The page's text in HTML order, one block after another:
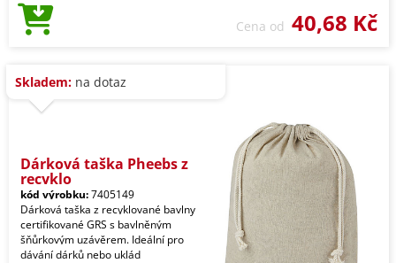
Cena od 40,68 Kč
Skladem: na dotaz
Dárková taška Pheebs z
recyklo
kód výrobku:7405149
Dárková taška z recyklované bavlny
certifikované GRS s bavlněným
šňůrkovým uzávěrem. Ideální pro
dávání dárků nebo uklád